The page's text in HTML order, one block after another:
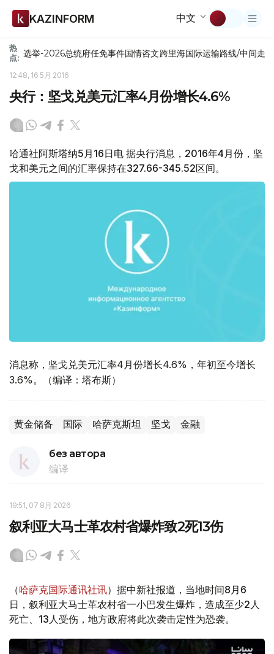
KAZINFORM 中文
热
点: 选举-2026总统府任免事件国情咨文跨里海国际运输路线/中间走廊
12:48, 16 5月 2016
央行：坚戈兑美元汇率4月份增长4.6%
哈通社阿斯塔纳5月16日电 据央行消息，2016年4月份，坚
戈和美元之间的汇率保持在327.66-345.52区间。
消息称，坚戈兑美元汇率4月份增长4.6%，年初至今增长
3.6%。（编译：塔布斯）
黄金储备 国际 哈萨克斯坦 坚戈 金融
без автора
编译
19:51, 07 8月 2026
叙利亚大马士革农村省爆炸致2死13伤
（哈萨克国际通讯社讯）据中新社报道，当地时间8月6
日，叙利亚大马士革农村省一小巴发生爆炸，造成至少2人
死亡、13人受伤，地方政府将此次袭击定性为恐袭。